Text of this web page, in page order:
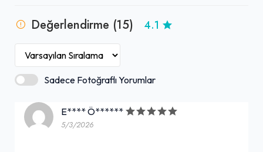
Değerlendirme (15) 4.1
Sadece Fotoğraflı Yorumlar
E**** Ö******
5/3/2026